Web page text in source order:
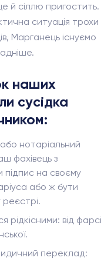
й сіллю пригостить.
ситуація трохи
Марганець існуємо
наших
сусідка
нотаріальний
фахівець з
на своєму
або ж бути
рідкісними: від фарсі
переклад: